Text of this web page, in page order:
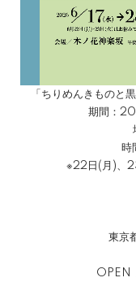
「ちりめんきものと
期間：
時
※22日(月)、
東京
OPEN